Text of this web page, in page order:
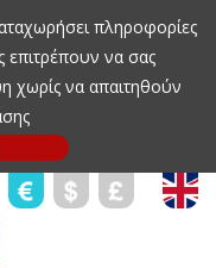
πληροφορίες
να σας
χωρίς να απαιτηθούν